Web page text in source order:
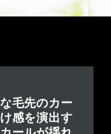
毛先のカー
感を演出す